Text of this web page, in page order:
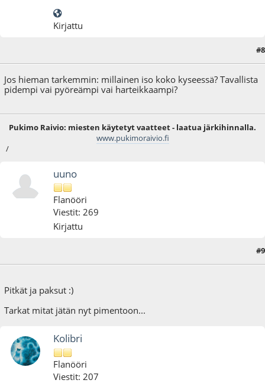
Kirjattu
#8
Jos hieman tarkemmin: millainen iso koko kyseessä? Tavallista
pidempi vai pyöreämpi vai harteikkaampi?
Pukimo Raivio: miesten käytetyt vaatteet - laatua järkihinnalla.
www.pukimoraivio.fi
/
uuno
Flanööri
Viestit: 269
Kirjattu
#9
Pitkät ja paksut :)
Tarkat mitat jätän nyt pimentoon...
Kolibri
Flanööri
Viestit: 207